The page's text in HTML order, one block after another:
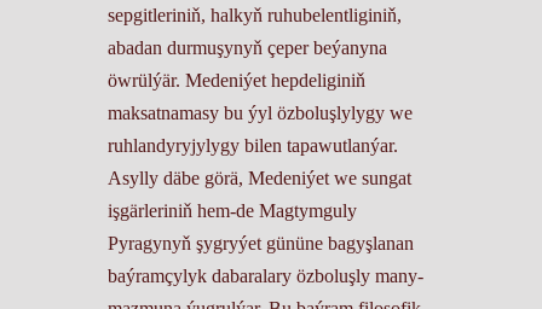
sepgitleriniň, halkyň ruhubelentliginiň,
abadan durmuşynyň çeper beýanyna
öwrülýär. Medeniýet hepdeliginiň
maksatnamasy bu ýyl özboluşlylygy we
ruhlandyryjylygy bilen tapawutlanýar.
Asylly däbe görä, Medeniýet we sungat
işgärleriniň hem-de Magtymguly
Pyragynyň şygryýet gününe bagyşlanan
baýramçylyk dabaralary özboluşly many-